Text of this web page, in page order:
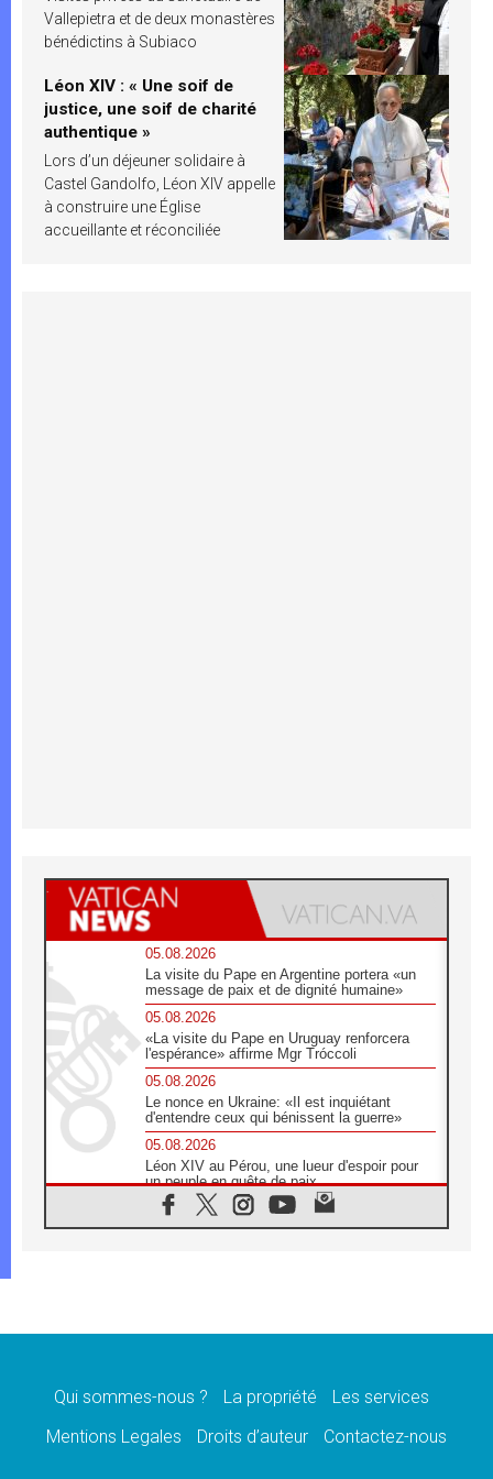
Vallepietra et de deux monastères
bénédictins à Subiaco
Léon XIV : « Une soif de
justice, une soif de charité
authentique »
Lors d’un déjeuner solidaire à
Castel Gandolfo, Léon XIV appelle
à construire une Église
accueillante et réconciliée
05.08.2026
La visite du Pape en Argentine portera «un
message de paix et de dignité humaine»
05.08.2026
«La visite du Pape en Uruguay renforcera
l'espérance» affirme Mgr Tróccoli
05.08.2026
Le nonce en Ukraine: «Il est inquiétant
d'entendre ceux qui bénissent la guerre»
05.08.2026
Léon XIV au Pérou, une lueur d'espoir pour
un peuple en quête de paix
05.08.2026
SCEAM: L'Église en Afrique vers
en Argentine et au Pérou
Audience générale: la prière est un acte
Qui sommes-nous ? La propriété
Les services
Mentions Legales
Droits d’auteur Contactez-nous